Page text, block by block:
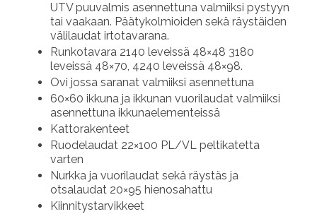
UTV puuvalmis asennettuna valmiiksi pystyyn
tai vaakaan. Päätykolmioiden sekä räystäiden
välilaudat irtotavarana.
Runkotavara 2140 leveissä 48×48 3180
leveissä 48×70, 4240 leveissä 48×98.
Ovi jossa saranat valmiiksi asennettuna
60×60 ikkuna ja ikkunan vuorilaudat valmiiksi
asennettuna ikkunaelementeissä
Kattorakenteet
Ruodelaudat 22×100 PL/VL peltikatetta
varten
Nurkka ja vuorilaudat sekä räystäs ja
otsalaudat 20×95 hienosahattu
Kiinnitystarvikkeet